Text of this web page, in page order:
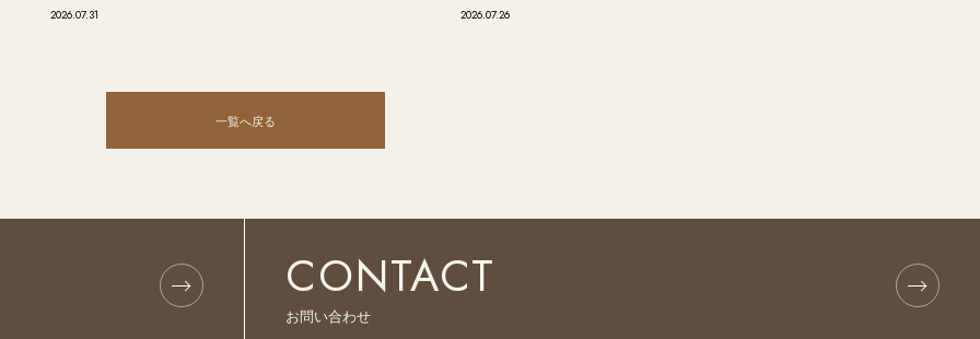
2026.07.31 2026.07.26
一覧へ戻る
CONTACT
お問い合わせ